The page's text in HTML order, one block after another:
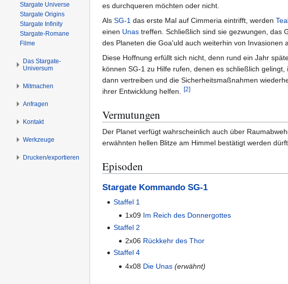
i
o
n
s
p
r
i
g
e
n
r
i
n
g
e
n
es durchqueren möchten oder nicht.
Als SG-1 das erste Mal auf Cimmeria eintrifft, werden
einen Unas treffen. Schließlich sind sie gezwungen, das
des Planeten die Goa'uld auch weiterhin von Invasionen
Diese Hoffnung erfüllt sich nicht, denn rund ein Jahr
können SG-1 zu Hilfe rufen, denen es schließlich
dann vertreiben und die Sicherheitsmaßnahmen
ihrer Entwicklung helfen. [2]
Vermutungen
Der Planet verfügt wahrscheinlich auch über
erwähnten hellen Blitze am Himmel bestätigt werden
Episoden
Stargate Kommando SG-1
Staffel 1
1x09 Im Reich des Donnergottes
Staffel 2
2x06 Rückkehr des Thor
Staffel 4
4x08 Die Unas (erwähnt)
Stargate Universe
Stargate Origins
Stargate Infinity
Stargate-Romane
Filme
Das Stargate-
Universum
Mitmachen
Anfragen
Kontakt
Werkzeuge
Drucken/­exportieren